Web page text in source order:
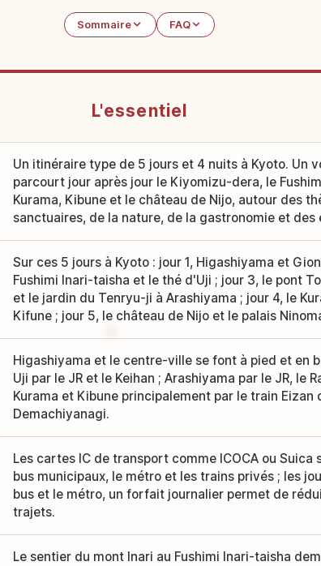
Sommaire FAQ
L'essentiel
Un itinéraire type de 5 jours et 4 nuits à Kyoto. Un
parcourt jour après jour le Kiyomizu-dera, le
Kurama, Kibune et le château de Nijo, autour des
sanctuaires, de la nature, de la gastronomie et
Sur ces 5 jours à Kyoto : jour 1, Higashiyama et
Fushimi Inari-taisha et le thé d'Uji ; jour 3, le pont
et le jardin du Tenryu-ji à Arashiyama ; jour 4, le
Kifune ; jour 5, le château de Nijo et le palais
Higashiyama et le centre-ville se font à pied et en
Uji par le JR et le Keihan ; Arashiyama par le JR, le
Kurama et Kibune principalement par le train Eizan
Demachiyanagi.
Les cartes IC de transport comme ICOCA ou Suica
bus municipaux, le métro et les trains privés ; les
bus et le métro, un forfait journalier permet de
trajets.
Le sentier du mont Inari au Fushimi Inari-taisha